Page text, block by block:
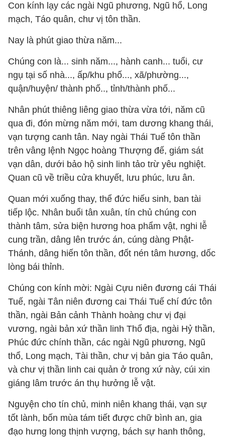
Con kính lạy các ngài Ngũ phương, Ngũ hổ, Long
mạch, Táo quân, chư vị tôn thần.
Nay là phút giao thừa năm...
Chúng con là... sinh năm..., hành canh... tuổi, cư
ngụ tại số nhà..., ấp/khu phố..., xã/phường...,
quận/huyện/ thành phố.., tỉnh/thành phố...
Nhân phút thiêng liêng giao thừa vừa tới, năm cũ
qua đi, đón mừng năm mới, tam dương khang thái,
vạn tượng canh tân. Nay ngài Thái Tuế tôn thần
trên vâng lệnh Ngọc hoàng Thượng đế, giám sát
vạn dân, dưới bảo hộ sinh linh tảo trừ yêu nghiệt.
Quan cũ về triều cửa khuyết, lưu phúc, lưu ân.
Quan mới xuống thay, thể đức hiếu sinh, ban tài
tiếp lộc. Nhân buổi tân xuân, tín chủ chúng con
thành tâm, sửa biện hương hoa phẩm vật, nghi lễ
cung trần, dâng lên trước án, cúng dàng Phật-
Thánh, dâng hiến tôn thần, đốt nén tâm hương, dốc
lòng bái thỉnh.
Chúng con kính mời: Ngài Cựu niên đương cái Thái
Tuế, ngài Tân niên đương cai Thái Tuế chí đức tôn
thần, ngài Bản cảnh Thành hoàng chư vị đại
vương, ngài bản xứ thần linh Thổ địa, ngài Hỷ thần,
Phúc đức chính thần, các ngài Ngũ phương, Ngũ
thổ, Long mạch, Tài thần, chư vị bản gia Táo quân,
và chư vị thần linh cai quản ở trong xứ này, cúi xin
giáng lâm trước án thụ hưởng lễ vật.
Nguyện cho tín chủ, minh niên khang thái, vạn sự
tốt lành, bốn mùa tám tiết được chữ bình an, gia
đạo hưng long thịnh vượng, bách sự hanh thông,